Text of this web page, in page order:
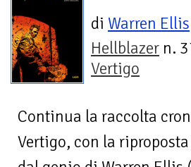
di Warren Ellis
Hellblazer n.
Vertigo
Continua la raccolta
Vertigo, con la